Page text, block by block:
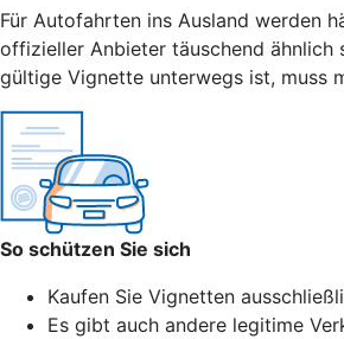
Für Autofahrten ins Ausland werden
offizieller Anbieter täuschend ähnlich
gültige Vignette unterwegs ist, muss
So schützen Sie sich
Kaufen Sie Vignetten
Es gibt auch andere legitime